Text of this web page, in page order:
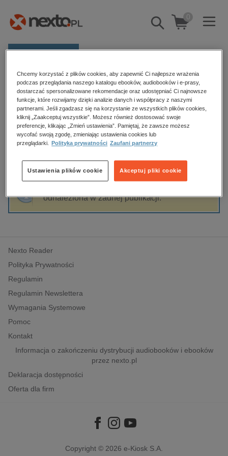
Pokaż/schowaj
wyszukiwarkę
0
Kategorie
Zobacz wszystkie E-prasa
budownictwo, aranżacja wnętrz
biznesowe, branżowe, gospodarka
dzienniki
edukacja
hobby, sport, rozrywka
komputery, internet, technologie, informatyka
polityka, społeczno-informacyjne
psychologiczne
inne
popularno-naukowe
historia
Strona główna Leon Wroński
Leon Wroński
Sortowanie Filtrowanie
odnaleziona w żadnej publikacji.
Nexto Reader
Polityka Prywatności
Regulamin
Regulamin Newslettera
Wymagania Systemowe
Pomoc
Kontakt
Informacja o zakończeniu dystrybucji audiobooków i ebooków
przez nexto.pl
Deklaracja dostępności
Oferta dla firm
Copyright © 2026 e-Kiosk S.A.
Chcemy korzystać z plików cookies, aby zapewnić Ci najlepsze wrażenia
podczas przeglądania naszego katalogu ebooków, audiobooków i e-prasy,
dostarczać spersonalizowane rekomendacje oraz udostępniać Ci najnowsze
funkcje, które rozwijamy dzięki analizie danych i współpracy z naszymi
partnerami. Jeśli zgadzasz się na korzystanie ze wszystkich plików cookies,
kliknij „Zaakceptuj wszystkie”. Możesz również dostosować swoje
preferencje, klikając „Zmień ustawienia”. Pamiętaj, że zawsze możesz
wycofać swoją zgodę, zmieniając ustawienia cookies lub
przeglądarki.
Polityka prywatności Zaufani partnerzy
Akceptuj pliki cookie
Ustawienia plików cookie